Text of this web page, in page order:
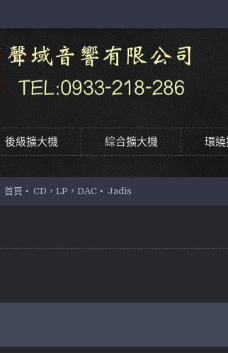
後級擴大機 綜合擴大機 環繞
首頁 CD，LP，DAC Jadis